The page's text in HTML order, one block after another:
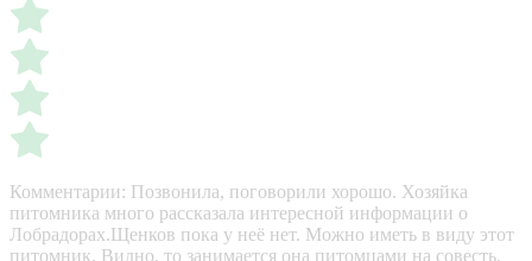
Комментарии: Позвонила, поговорили хорошо. Хозяйка
питомника много рассказала интересной информации о
Лобрадорах.Щенков пока у неё нет. Можно иметь в виду этот
питомник. Видно, то занимается она питомцами на совесть,